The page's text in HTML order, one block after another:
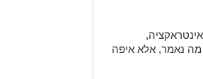
מה נאמר, אלא איפה